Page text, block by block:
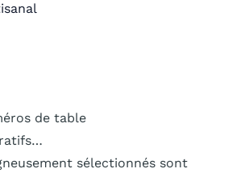
de table
sélectionnés sont